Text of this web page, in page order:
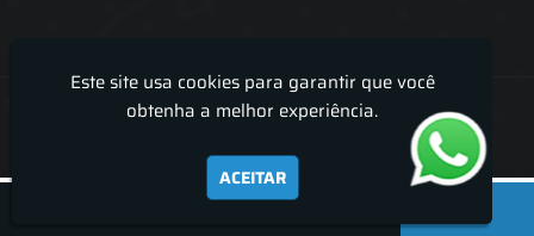
Lira Luz Decor - Cortinas sob medidas e persianas
Este site usa cookies para garantir que você
obtenha a melhor experiência.
ACEITAR